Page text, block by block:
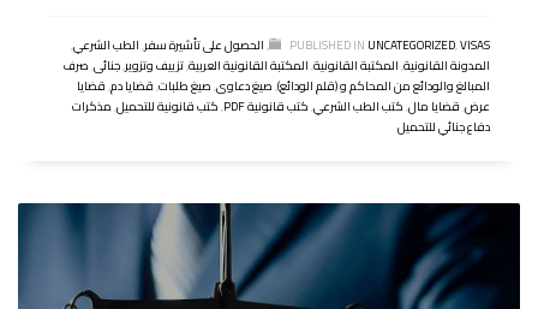
PUBLISHED IN UNCATEGORIZED,VISAS
,الحصول على تأشيرة سفر,الطب الشرعي,
المدونة القانونية,المكتبة القانونية,المكتبة القانونية العربية,تزييف وتزوير,جنائى,صرف
المبالغ والودائع من المحاكم و (قلم الودائع),صيغ دعاوى,صيغ طلبات,قضايا دم,قضايا
عرض,قضايا مال,كتب الطب الشرعي,كتب قانونية PDF ,كتب قانونية للتحميل,مذكرات
دفاع جنائي للتحميل